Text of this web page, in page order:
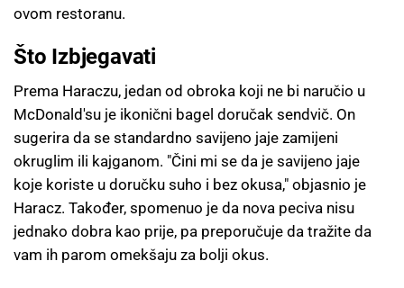
ovom restoranu.
Što Izbjegavati
Prema Haraczu, jedan od obroka koji ne bi naručio u
McDonald'su je ikonični bagel doručak sendvič. On
sugerira da se standardno savijeno jaje zamijeni
okruglim ili kajganom. "Čini mi se da je savijeno jaje
koje koriste u doručku suho i bez okusa," objasnio je
Haracz. Također, spomenuo je da nova peciva nisu
jednako dobra kao prije, pa preporučuje da tražite da
vam ih parom omekšaju za bolji okus.